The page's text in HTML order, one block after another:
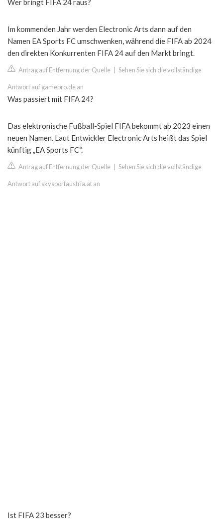
Wer bringt FIFA 24 raus?
Im kommenden Jahr werden Electronic Arts dann auf den
Namen EA Sports FC umschwenken, während die FIFA ab 2024
den direkten Konkurrenten FIFA 24 auf den Markt bringt.
Antrag auf Entfernung der Quelle Sehen Sie sich die vollständige
Antwort auf gamepro.de an
Was passiert mit FIFA 24?
Das elektronische Fußball-Spiel FIFA bekommt ab 2023 einen
neuen Namen. Laut Entwickler Electronic Arts heißt das Spiel
künftig „EA Sports FC“.
Antrag auf Entfernung der Quelle Sehen Sie sich die vollständige
Antwort auf skysportaustria.at an
Ist FIFA 23 besser?